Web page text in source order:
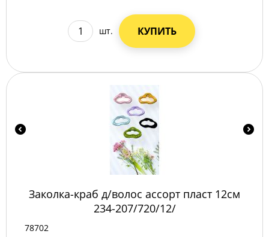
шт. КУПИТЬ
Заколка-краб д/волос ассорт пласт 12см
234-207/720/12/
78702